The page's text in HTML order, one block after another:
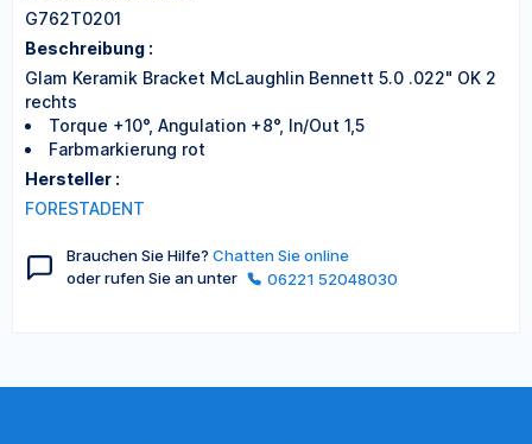
G762T0201
Beschreibung :
Glam Keramik Bracket McLaughlin Bennett 5.0 .022" OK 2
rechts
Torque +10°, Angulation +8°, In/Out 1,5
Farbmarkierung rot
Hersteller :
FORESTADENT
Brauchen Sie Hilfe? Chatten Sie online
oder rufen Sie an unter
06221 52048030